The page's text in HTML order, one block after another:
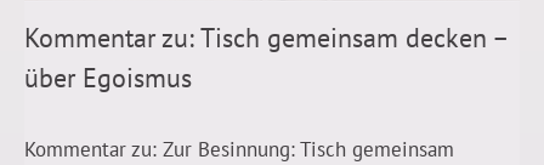
Kommentar zu: Tisch gemeinsam decken –
über Egoismus
Kommentar zu: Zur Besinnung: Tisch gemeinsam